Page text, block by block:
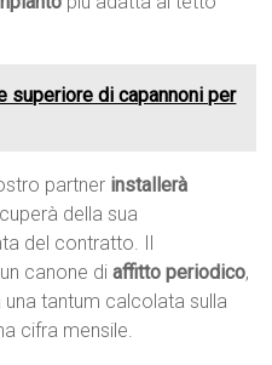
superiore di capannoni per
partner installerà
della sua
del contratto. Il
canone diaffitto periodico,
tantum calcolata sulla
cifra mensile.